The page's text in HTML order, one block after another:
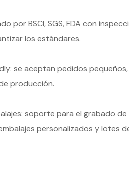
por BSCI, SGS, FDA con
los estándares.
se aceptan pedidos pequeños,
producción.
soporte para el grabado de
personalizados y lotes